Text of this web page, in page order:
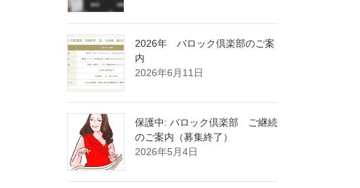
2026年 バロック倶楽部のご案
内
2026年6月11日
保護中: バロック倶楽部 ご継続
のご案内（募集終了）
2026年5月4日